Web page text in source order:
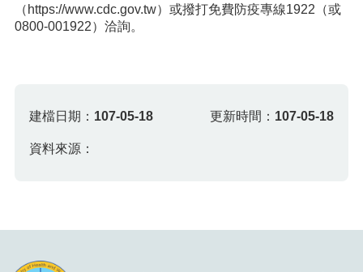
（https://www.cdc.gov.tw）或撥打免費防疫專線1922（或
0800-001922）洽詢。
建檔日期： 107-05-18 更新時間： 107-05-18
資料來源：